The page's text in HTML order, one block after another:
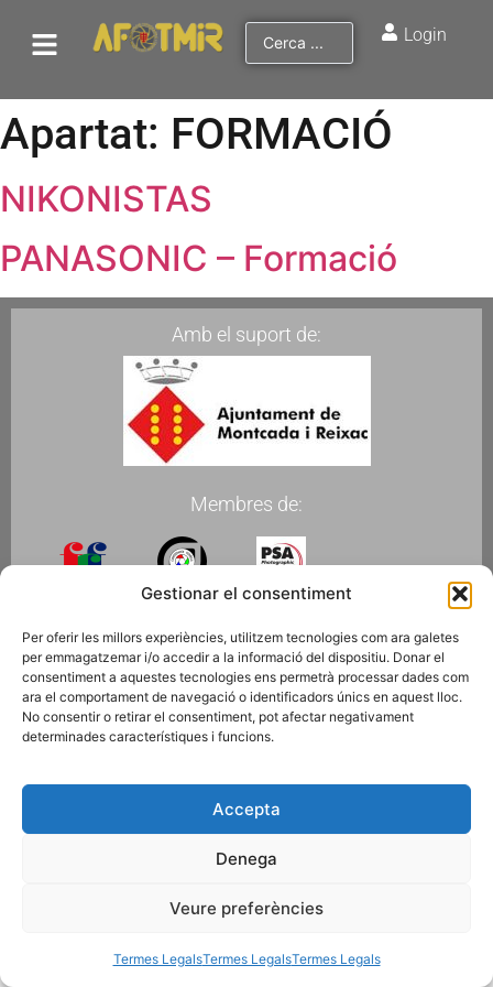
Gestionar el consentiment
Per oferir les millors experiències, utilitzem tecnologies com ara galetes
per emmagatzemar i/o accedir a la informació del dispositiu. Donar el
consentiment a aquestes tecnologies ens permetrà processar dades com
ara el comportament de navegació o identificadors únics en aquest lloc.
No consentir o retirar el consentiment, pot afectar negativament
determinades característiques i funcions.
Accepta
Denega
Veure preferències
Termes LegalsTermes LegalsTermes Legals
Login
Apartat: FORMACIÓ
NIKONISTAS
PANASONIC – Formació
Amb el suport de:
Membres de:
Fes-te Soci
Subscriu-te a la newsletter